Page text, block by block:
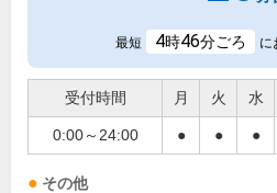
最短 4時46分ごろ に
受付時間 月 火 水
0:00～24:00 ● ● ●
その他